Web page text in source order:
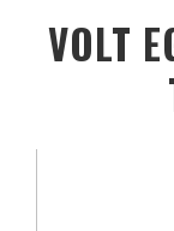
VOLT